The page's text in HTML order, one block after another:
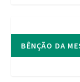
BÊNÇÃO DA